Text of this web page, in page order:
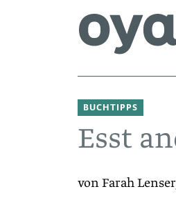
BUCHTIPPS
Esst
von Farah